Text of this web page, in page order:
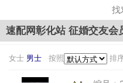
找
速配网彰化站 征婚交友会
女士 男士 按照 排